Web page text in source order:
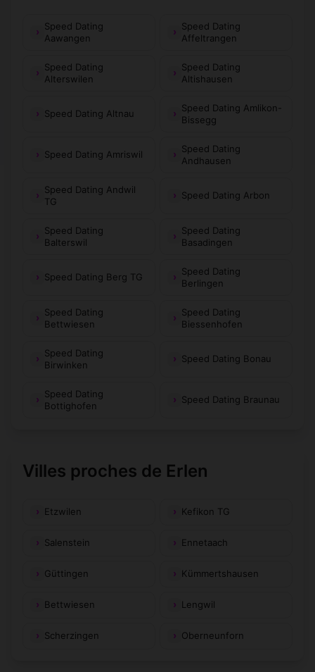
Speed Dating
Aawangen
Speed Dating
Affeltrangen
Speed Dating
Alterswilen
Speed Dating
Altishausen
Speed Dating Altnau
Speed Dating Amlikon-
Bissegg
Speed Dating Amriswil
Speed Dating
Andhausen
Speed Dating Andwil
TG
Speed Dating Arbon
Speed Dating
Balterswil
Speed Dating
Basadingen
Speed Dating Berg TG
Speed Dating
Berlingen
Speed Dating
Bettwiesen
Speed Dating
Biessenhofen
Speed Dating
Birwinken
Speed Dating Bonau
Speed Dating
Bottighofen
Speed Dating Braunau
Villes proches de Erlen
Etzwilen Kefikon TG
Salenstein Ennetaach
Güttingen Kümmertshausen
Bettwiesen Lengwil
Scherzingen Oberneunforn